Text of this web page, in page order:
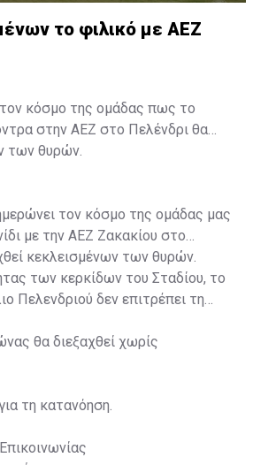
το φιλικό με ΑΕΖ
κόσμο της ομάδας πως το
στην ΑΕΖ στο Πελένδρι θα
των θυρών.
τον κόσμο της ομάδας μας
με την ΑΕΖ Ζακακίου στο
κεκλεισμένων των θυρών.
των κερκίδων του Σταδίου, το
Πελενδριού δεν επιτρέπει τη
θα διεξαχθεί χωρίς
τη κατανόηση.